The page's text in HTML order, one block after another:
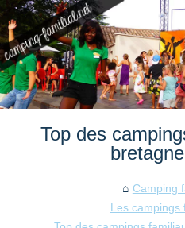
Top des
Camping
Les campings